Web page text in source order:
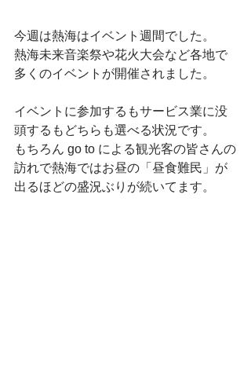
今週は熱海はイベント週間でした。
熱海未来音楽祭や花火大会など各地で
多くのイベントが開催されました。
イベントに参加するもサービス業に没
頭するもどちらも選べる状況です。
もちろん go to による観光客の皆さんの
訪れで熱海ではお昼の「昼食難民」が
出るほどの盛況ぶりが続いてます。